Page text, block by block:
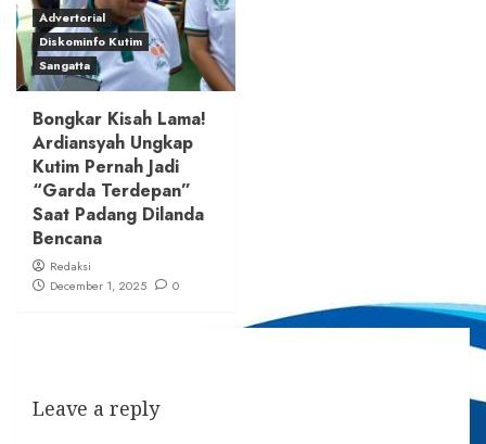
Advertorial
Diskominfo Kutim
Sangatta
Bongkar Kisah Lama!
Ardiansyah Ungkap
Kutim Pernah Jadi
“Garda Terdepan”
Saat Padang Dilanda
Bencana
Redaksi
December 1, 2025
0
Leave a reply